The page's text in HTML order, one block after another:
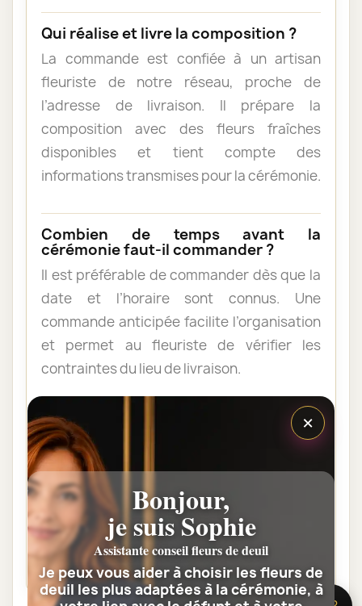
Qui réalise et livre la composition ?
La commande est confiée à un artisan
fleuriste de notre réseau, proche de
l’adresse de livraison. Il prépare la
composition avec des fleurs fraîches
disponibles et tient compte des
informations transmises pour la cérémonie.
Combien de temps avant la
cérémonie faut-il commander ?
Il est préférable de commander dès que la
date et l’horaire sont connus. Une
commande anticipée facilite l’organisation
et permet au fleuriste de vérifier les
contraintes du lieu de livraison.
Les fleurs peuvent-elles être livrées
au domicile de la famille ?
Oui. Une composition de condoléances
peut être livrée au domicile avant ou après
la cérémonie. Vérifiez simplement que
quelqu’un pourra réceptionner les fleurs.
×
Bonjour,
je suis Sophie
Assistante conseil fleurs de deuil
Je peux vous aider à choisir les fleurs de
deuil les plus adaptées à la cérémonie, à